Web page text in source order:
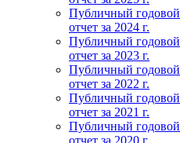
Публичный годовой
отчет за 2024 г.
Публичный годовой
отчет за 2023 г.
Публичный годовой
отчет за 2022 г.
Публичный годовой
отчет за 2021 г.
Публичный годовой
отчет за 2020 г.